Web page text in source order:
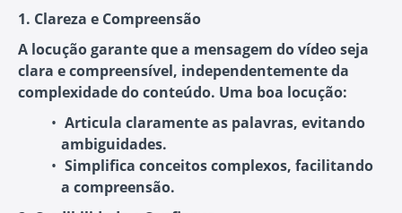
1. Clareza e Compreensão
A locução garante que a mensagem do vídeo seja
clara e compreensível, independentemente da
complexidade do conteúdo. Uma boa locução:
Articula claramente as palavras, evitando
ambiguidades.
Simplifica conceitos complexos, facilitando
a compreensão.